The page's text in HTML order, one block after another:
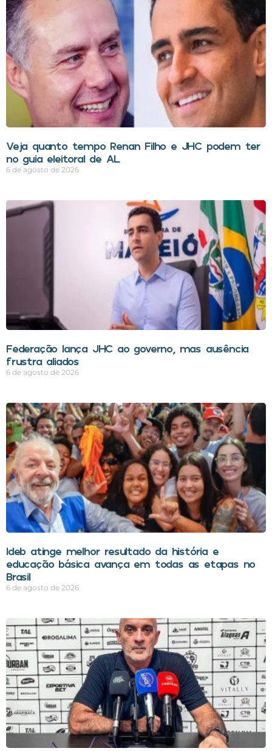
Veja quanto tempo Renan Filho e JHC podem ter
no guia eleitoral de AL
6 de agosto de 2026
Federação lança JHC ao governo, mas ausência
frustra aliados
6 de agosto de 2026
Ideb atinge melhor resultado da história e
educação básica avança em todas as etapas no
Brasil
6 de agosto de 2026